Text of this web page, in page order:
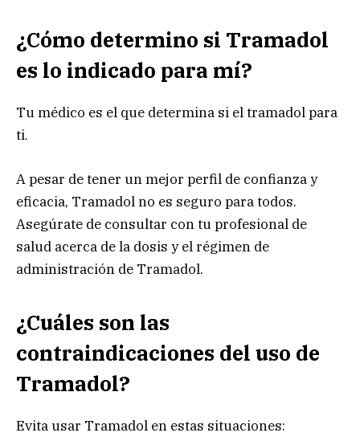
¿Cómo determino si Tramadol
es lo indicado para mí?
Tu médico es el que determina si el tramadol para
ti.
A pesar de tener un mejor perfil de confianza y
eficacia, Tramadol no es seguro para todos.
Asegúrate de consultar con tu profesional de
salud acerca de la dosis y el régimen de
administración de Tramadol.
¿Cuáles son las
contraindicaciones del uso de
Tramadol?
Evita usar Tramadol en estas situaciones: